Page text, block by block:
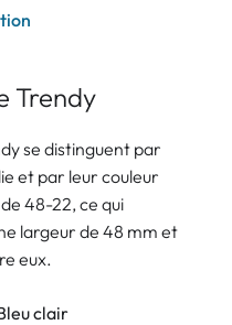
Trendy
se distinguent par
et par leur couleur
48-22, ce qui
largeur de 48 mm et
eux.
clair